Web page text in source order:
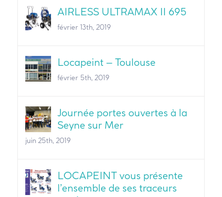
AIRLESS ULTRAMAX II 695
février 13th, 2019
Locapeint – Toulouse
février 5th, 2019
Journée portes ouvertes à la
Seyne sur Mer
juin 25th, 2019
LOCAPEINT vous présente
l’ensemble de ses traceurs